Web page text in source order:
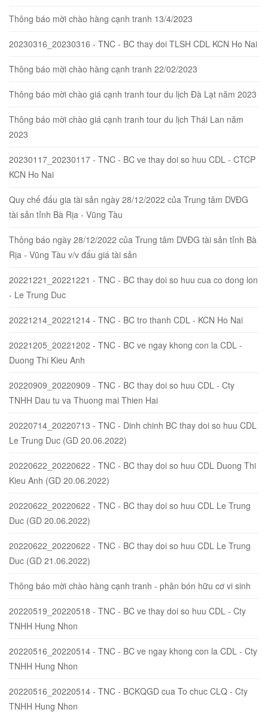
Thông báo mời chào hàng cạnh tranh 13/4/2023
20230316_20230316 - TNC - BC thay doi TLSH CDL KCN Ho Nai
Thông báo mời chào hàng cạnh tranh 22/02/2023
Thông báo mời chào giá cạnh tranh tour du lịch Đà Lạt năm 2023
Thông báo mời chào giá cạnh tranh tour du lịch Thái Lan năm
2023
20230117_20230117 - TNC - BC ve thay doi so huu CDL - CTCP
KCN Ho Nai
Quy chế đấu gia tài sản ngày 28/12/2022 của Trung tâm DVĐG
tài sản tỉnh Bà Rịa - Vũng Tàu
Thông báo ngày 28/12/2022 của Trung tâm DVĐG tài sản tỉnh Bà
Rịa - Vũng Tàu v/v đấu giá tài sản
20221221_20221221 - TNC - BC thay doi so huu cua co dong lon
- Le Trung Duc
20221214_20221214 - TNC - BC tro thanh CDL - KCN Ho Nai
20221205_20221202 - TNC - BC ve ngay khong con la CDL -
Duong Thi Kieu Anh
20220909_20220909 - TNC - BC thay doi so huu CDL - Cty
TNHH Dau tu va Thuong mai Thien Hai
20220714_20220713 - TNC - Dinh chinh BC thay doi so huu CDL
Le Trung Duc (GD 20.06.2022)
20220622_20220622 - TNC - BC thay doi so huu CDL Duong Thi
Kieu Anh (GD 20.06.2022)
20220622_20220622 - TNC - BC thay doi so huu CDL Le Trung
Duc (GD 20.06.2022)
20220622_20220622 - TNC - BC thay doi so huu CDL Le Trung
Duc (GD 21.06.2022)
Thông báo mời chào hàng cạnh tranh - phân bón hữu cơ vi sinh
20220519_20220518 - TNC - BC ve thay doi so huu CDL - Cty
TNHH Hung Nhon
20220516_20220514 - TNC - BC ve ngay khong con la CDL - Cty
TNHH Hung Nhon
20220516_20220514 - TNC - BCKQGD cua To chuc CLQ - Cty
TNHH Hung Nhon